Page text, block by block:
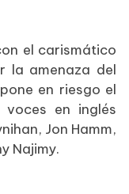
el carismático
la amenaza del
en riesgo el
voces en inglés
Jon Hamm,
Najimy.